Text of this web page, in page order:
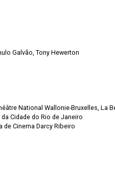
Galvão, Tony Hewerton
National Wallonie-Bruxelles, La
Cidade do Rio de Janeiro
de Cinema Darcy Ribeiro